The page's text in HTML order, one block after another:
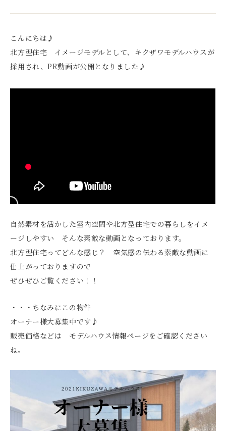
こんにちは♪
北方型住宅 イメージモデルとして、キクザワモデルハウスが
採用され、PR動画が公開となりました♪
自然素材を活かした室内空間や北方型住宅での暮らしをイメ
ージしやすい そんな素敵な動画となっております。
北方型住宅ってどんな感じ？ 空気感の伝わる素敵な動画に
仕上がっておりますので
ぜひぜひご覧ください！！
・・・ちなみにこの物件
オーナー様大募集中です♪
販売価格などは モデルハウス情報ページをご確認ください
ね。